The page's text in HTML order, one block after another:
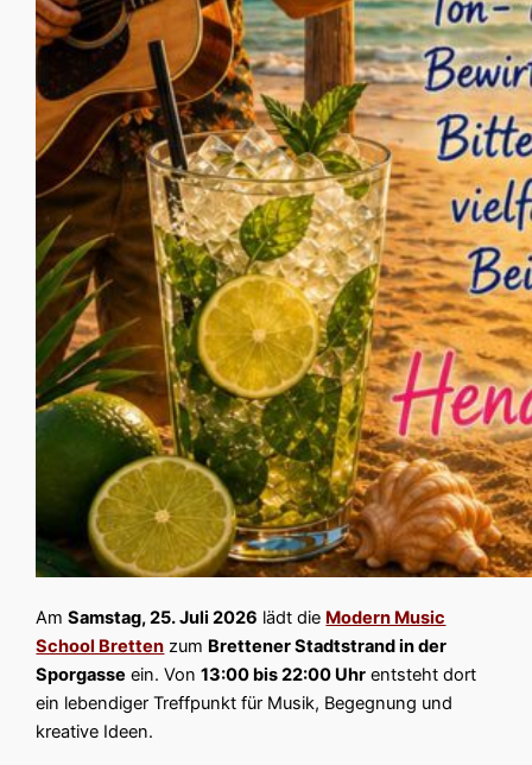
AmSamstag, 25. Juli 2026 lädt die Modern Music
School Bretten zum Brettener Stadtstrand in der
Sporgasse ein. Von13:00 bis 22:00 Uhr entsteht dort
ein lebendiger Treffpunkt für Musik, Begegnung und
kreative Ideen.